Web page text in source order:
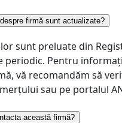
firmă sunt actualizate?
sunt preluate din
periodic. Pentru
vă recomandăm să
sau pe portalul
această firmă?